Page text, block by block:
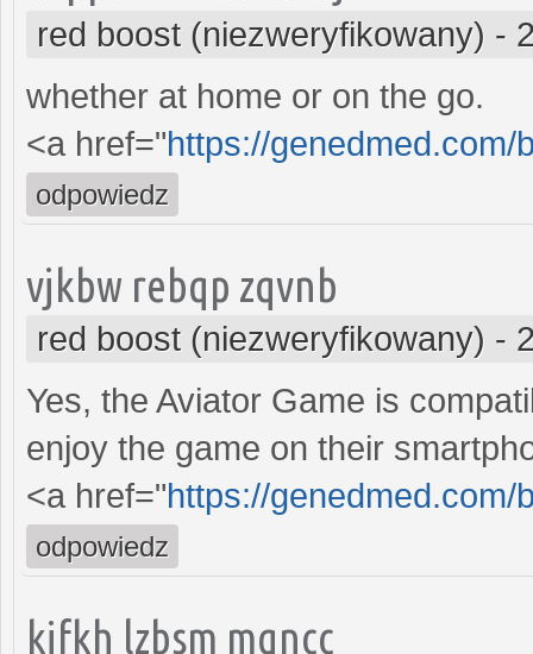
red boost (niezweryfikowany) -
whether at home or on the go.
<a href="https://genedmed.com/
odpowiedz
vjkbw rebqp zqvnb
red boost (niezweryfikowany) -
Yes, the Aviator Game is
enjoy the game on their
<a href="https://genedmed.com/
odpowiedz
kifkh lzbsm mqncc